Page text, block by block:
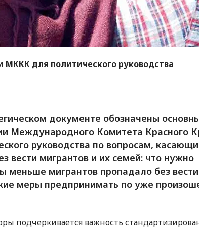
МККК для политического руководства
документе обозначены
Международного Комитета Красного
руководства по вопросам,
вести мигрантов и их семей: что нужно
меньше мигрантов пропадало без
меры предпринимать по уже
подчеркивается важность